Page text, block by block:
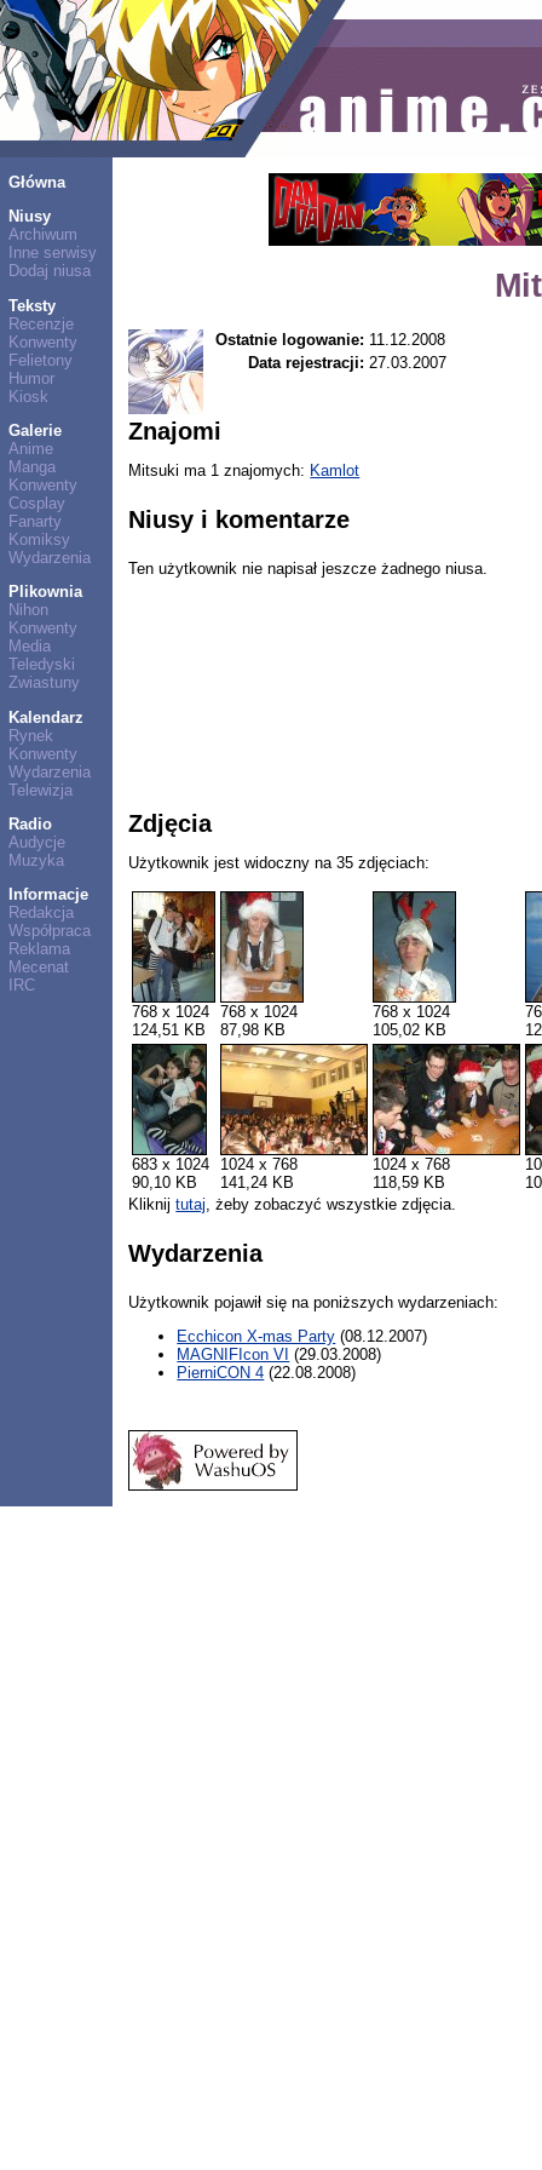
Główna
Niusy
Archiwum
Inne serwisy
Dodaj niusa
Teksty
Recenzje
Konwenty
Felietony
Humor
Kiosk
Galerie
Anime
Manga
Konwenty
Cosplay
Fanarty
Komiksy
Wydarzenia
Plikownia
Nihon
Konwenty
Media
Teledyski
Zwiastuny
Kalendarz
Rynek
Konwenty
Wydarzenia
Telewizja
Radio
Audycje
Muzyka
Informacje
Redakcja
Współpraca
Reklama
Mecenat
IRC
Ostatnie logowanie: 11.12.2008
Data rejestracji: 27.03.2007
Znajomi
Mitsuki ma 1 znajomych: Kamlot
Niusy i komentarze
Ten użytkownik nie napisał jeszcze żadnego niusa.
Zdjęcia
Użytkownik jest widoczny na 35 zdjęciach:
768 x 1024
124,51 KB
768 x 1024
87,98 KB
768 x 1024
105,02 KB
683 x 1024
90,10 KB
1024 x 768
141,24 KB
1024 x 768
118,59 KB
Kliknijtutaj, żeby zobaczyć wszystkie zdjęcia.
Wydarzenia
Użytkownik pojawił się na poniższych wydarzeniach:
Ecchicon X-mas Party (08.12.2007)
MAGNIFIcon VI (29.03.2008)
PierniCON 4 (22.08.2008)